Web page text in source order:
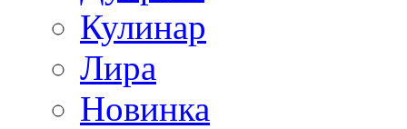
Кулинар
Лира
Новинка